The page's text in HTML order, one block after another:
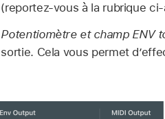
(reportez-vous à la rubrique
Potentiomètre et champ ENV
sortie. Cela vous permet